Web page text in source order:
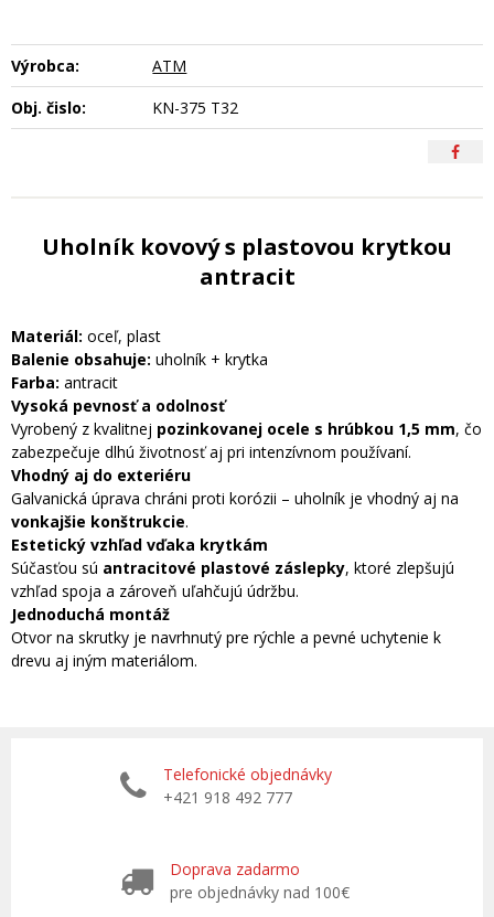
Výrobca:
ATM
Obj. čislo:
KN-375 T32
Uholník kovový s plastovou krytkou
antracit
Materiál: oceľ, plast
Balenie obsahuje: uholník + krytka
Farba: antracit
Vysoká pevnosť a odolnosť
Vyrobený z kvalitnej pozinkovanej ocele s hrúbkou 1,5 mm, čo
zabezpečuje dlhú životnosť aj pri intenzívnom používaní.
Vhodný aj do exteriéru
Galvanická úprava chráni proti korózii – uholník je vhodný aj na
vonkajšie konštrukcie.
Estetický vzhľad vďaka krytkám
Súčasťou sú antracitové plastové záslepky, ktoré zlepšujú
vzhľad spoja a zároveň uľahčujú údržbu.
Jednoduchá montáž
Otvor na skrutky je navrhnutý pre rýchle a pevné uchytenie k
drevu aj iným materiálom.
Telefonické objednávky
+421 918 492 777
Doprava zadarmo
pre objednávky nad 100€